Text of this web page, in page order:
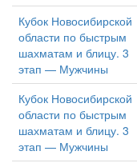
Кубок Новосибирской
области по быстрым
шахматам и блицу. 3
этап — Мужчины
Кубок Новосибирской
области по быстрым
шахматам и блицу. 3
этап — Мужчины